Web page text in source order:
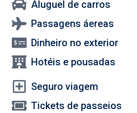
Aluguel de carros
Passagens áereas
Dinheiro no exterior
Hotéis e pousadas
Seguro viagem
Tickets de passeios